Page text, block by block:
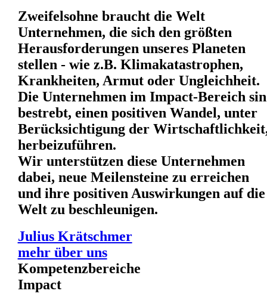
Zweifelsohne braucht die Welt
Unternehmen, die sich den größten
Herausforderungen unseres Planeten
stellen - wie z.B. Klimakatastrophen,
Krankheiten, Armut oder Ungleichheit.
Die Unternehmen im Impact-Bereich
bestrebt, einen positiven Wandel, unter
Berücksichtigung der
herbeizuführen.
Wir unterstützen diese Unternehmen
dabei, neue Meilensteine zu erreichen
und ihre positiven Auswirkungen auf die
Welt zu beschleunigen.
Julius Krätschmer
mehr über uns
Kompetenzbereiche
Impact